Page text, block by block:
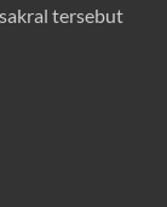
tersebut